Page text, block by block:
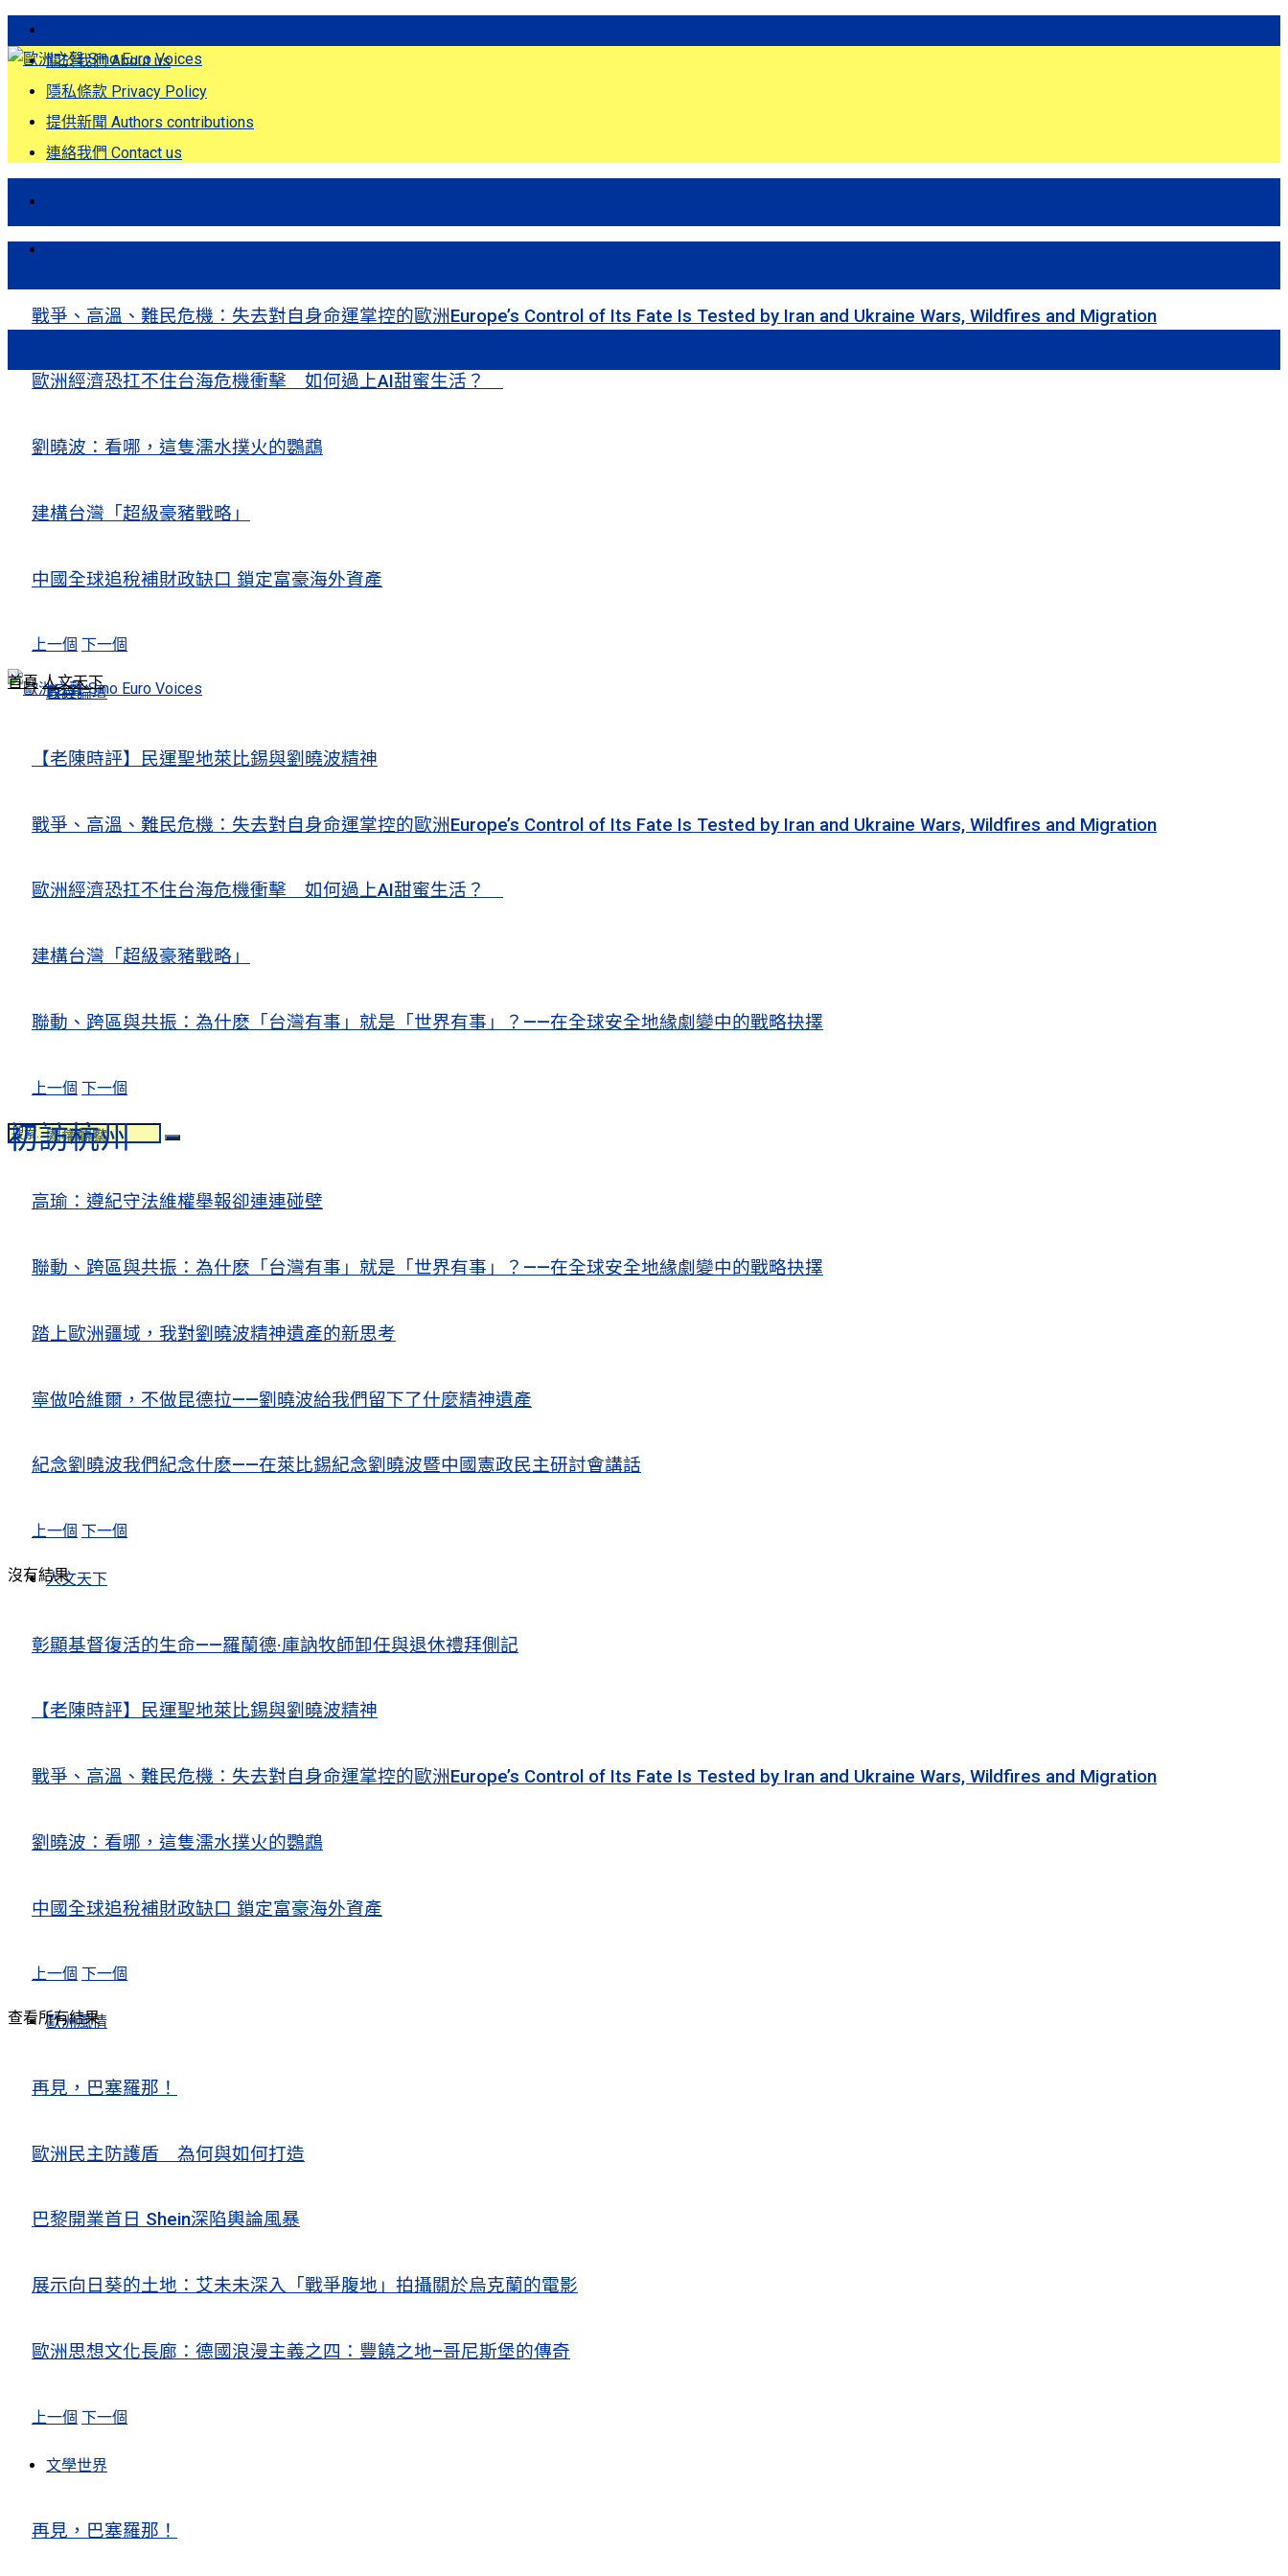
關於我們 About us
隱私條款 Privacy Policy
提供新聞 Authors contributions
連絡我們 Contact us
戰爭、高溫、難民危機：失去對自身命運掌控的歐洲Europe’s Control of Its Fate Is Tested by Iran and Ukraine Wars, Wildfires and Migration
歐洲經濟恐扛不住台海危機衝擊 如何過上AI甜蜜生活？
劉曉波：看哪，這隻濡水撲火的鸚鵡
建構台灣「超級豪豬戰略」
中國全球追稅補財政缺口 鎖定富豪海外資產
上一個 下一個
政經論壇
【老陳時評】民運聖地萊比錫與劉曉波精神
戰爭、高溫、難民危機：失去對自身命運掌控的歐洲Europe’s Control of Its Fate Is Tested by Iran and Ukraine Wars, Wildfires and Migration
歐洲經濟恐扛不住台海危機衝擊 如何過上AI甜蜜生活？
建構台灣「超級豪豬戰略」
聯動、跨區與共振：為什麽「台灣有事」就是「世界有事」？——在全球安全地緣劇變中的戰略抉擇
上一個 下一個
人權觀察
高瑜：遵紀守法維權舉報卻連連碰壁
聯動、跨區與共振：為什麽「台灣有事」就是「世界有事」？——在全球安全地緣劇變中的戰略抉擇
踏上歐洲疆域，我對劉曉波精神遺產的新思考
寧做哈維爾，不做昆德拉——劉曉波給我們留下了什麼精神遺產
紀念劉曉波我們紀念什麽——在萊比錫紀念劉曉波暨中國憲政民主研討會講話
上一個 下一個
人文天下
彰顯基督復活的生命——羅蘭德·庫訥牧師卸任與退休禮拜側記
【老陳時評】民運聖地萊比錫與劉曉波精神
戰爭、高溫、難民危機：失去對自身命運掌控的歐洲Europe’s Control of Its Fate Is Tested by Iran and Ukraine Wars, Wildfires and Migration
劉曉波：看哪，這隻濡水撲火的鸚鵡
中國全球追稅補財政缺口 鎖定富豪海外資產
上一個 下一個
歐洲風情
再見，巴塞羅那！
歐洲民主防護盾 為何與如何打造
巴黎開業首日 Shein深陷輿論風暴
展示向日葵的土地：艾未未深入「戰爭腹地」拍攝關於烏克蘭的電影
歐洲思想文化長廊：德國浪漫主義之四：豐饒之地–哥尼斯堡的傳奇
上一個 下一個
文學世界
再見，巴塞羅那！
首頁
關注熱點
沒有結果
查看所有結果
首頁 人文天下
初訪杭州